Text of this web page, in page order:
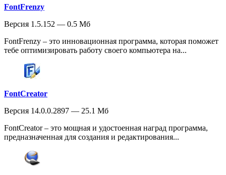
FontFrenzy
Версия 1.5.152 — 0.5 Мб
FontFrenzy – это инновационная программа, которая поможет
тебе оптимизировать работу своего компьютера на...
FontCreator
Версия 14.0.0.2897 — 25.1 Мб
FontCreator – это мощная и удостоенная наград программа,
предназначенная для создания и редактирования...